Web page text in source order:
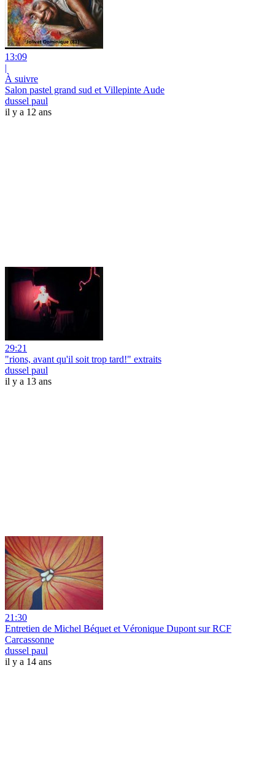
13:09
|
À suivre
Salon pastel grand sud et Villepinte Aude
dussel paul
il y a 12 ans
29:21
"rions, avant qu'il soit trop tard!" extraits
dussel paul
il y a 13 ans
21:30
Entretien de Michel Béquet et Véronique Dupont sur RCF
Carcassonne
dussel paul
il y a 14 ans